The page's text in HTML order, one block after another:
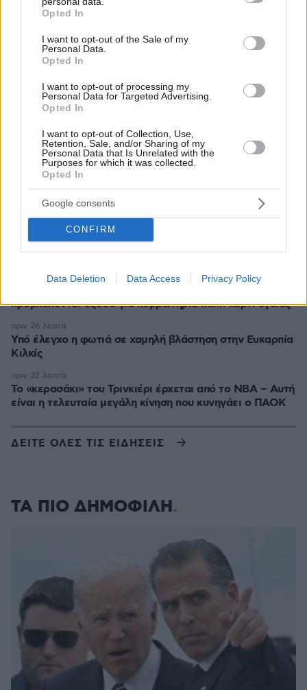
grant or deny consent to Google and its third-party tags to
use your data for below specified purposes in below Google
consent section.
Opted In
I want to opt-out of the Sale of my
Personal Data.
Opted In
I want to opt-out of processing my
Personal Data for Targeted Advertising.
Opted In
I want to opt-out of Collection, Use,
Retention, Sale, and/or Sharing of my
Personal Data that Is Unrelated with the
Purposes for which it was collected.
Opted In
Google consents
CONFIRM
Data Deletion Data Access Privacy Policy
απομακρύνθηκαν δια θαλάσσης, φωτογραφίες και
Ανάλυση: Γιατί ο αρχηγός των αμερικανικών Ενόπλων
Δυνάμεων ψάχνει απεμπλοκή από το Ιράν - Οι φόβοι για
μια νέα κλιμάκωση και οι ελλείψεις σε πυρομαχικά
πριν 6 λεπτά
Τέσσερις συλλήψεις για ναρκωτικά σε Κέρκυρα και
Λευκάδα
πριν 8 λεπτά
Διακοπές στην Πάτμο: Βουτιές στις ωραιότερες
παραλίες της
πριν 13 λεπτά
Χοληστερόλη: Πέντε κινήσεις ματ για να την ρίξετε
χαμηλά
Για αμύθητο συμβόλαιο του Σαλάχ γράφουν στην
προβλέπονται έξοδα για κομμωτήρια και... χαρτί υγείας
Υπό έλεγχο η φωτιά σε χαμηλή βλάστηση στην Ευκαρπία
Κιλκίς
πριν 26 λεπτά
Το «κερασάκι» του Τρινκιέρι έρχεται από το NBA – Αυτή
είναι η τελευταία μεγάλη κίνηση που κυνηγάει ο ΠΑΟΚ
πριν 32 λεπτά
ΔΕΙΤΕ ΟΛΕΣ ΤΙΣ ΕΙΔΗΣΕΙΣ
ΤΑ ΠΙΟ ΔΗΜΟΦΙΛΗ